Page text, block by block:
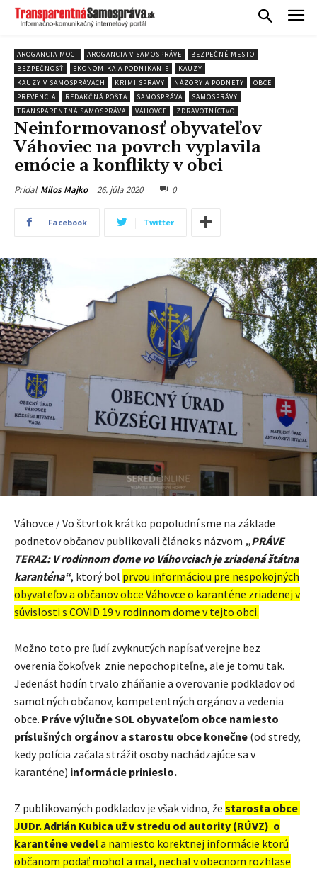
AROGANCIA MOCI AROGANCIA V SAMOSPRÁVE
BEZPEČNÉ MESTO
BEZPEČNOSŤ
EKONOMIKA A PODNIKANIE
KAUZY
KAUZY V SAMOSPRÁVACH
KRIMI SPRÁVY NÁZORY A PODNETY
OBCE
PREVENCIA
REDAKČNÁ POŠTA SAMOSPRÁVA
SAMOSPRÁVY
TRANSPARENTNÁ SAMOSPRÁVA
VÁHOVCE ZDRAVOTNÍCTVO
Neinformovanosť obyvateľov
Váhoviec na povrch vyplavila
emócie a konflikty v obci
Pridal Milos Majko 26. júla 2020 0
Facebook Twitter
Váhovce / Vo štvrtok krátko popoludní sme na základe
podnetov občanov publikovali článok s názvom „PRÁVE
TERAZ: V rodinnom dome vo Váhovciach je zriadená štátna
karanténa“, ktorý bol prvou informáciou pre nespokojných
obyvateľov a občanov obce Váhovce o karanténe zriadenej v
súvislosti s COVID 19 v rodinnom dome v tejto obci.
Možno toto pre ľudí zvyknutých napísať verejne bez
overenia čokoľvek znie nepochopiteľne, ale je tomu tak.
Jedenásť hodín trvalo zháňanie a overovanie podkladov od
samotných občanov, kompetentných orgánov a vedenia
obce. Práve výlučne SOL obyvateľom obce namiesto
príslušných orgánov a starostu obce konečne (od stredy,
kedy polícia začala strážiť osoby nachádzajúce sa v
karanténe) informácie prinieslo.
Z publikovaných podkladov je však vidno, že starosta obce
JUDr. Adrián Kubica už v stredu od autority (RÚVZ) o
karanténe vedela namiesto korektnej informácie ktorú
občanom podať mohol a mal, nechal v obecnom rozhlase